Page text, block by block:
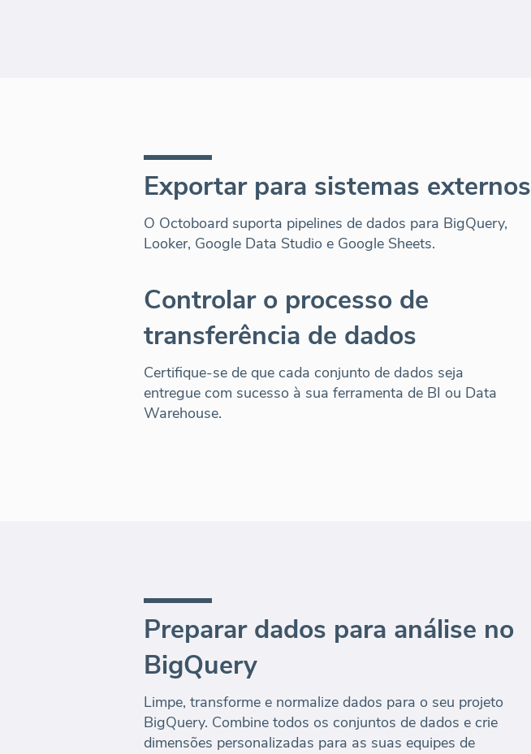
Exportar para sistemas externos
O Octoboard suporta pipelines de dados para BigQuery,
Looker, Google Data Studio e Google Sheets.
Controlar o processo de
transferência de dados
Certifique-se de que cada conjunto de dados seja
entregue com sucesso à sua ferramenta de BI ou Data
Warehouse.
Preparar dados para análise no
BigQuery
Limpe, transforme e normalize dados para o seu projeto
BigQuery. Combine todos os conjuntos de dados e crie
dimensões personalizadas para as suas equipes de